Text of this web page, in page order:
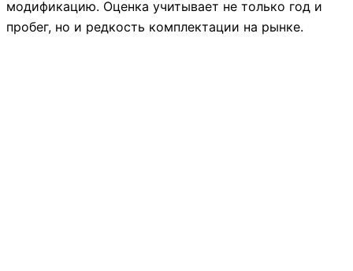
модификацию. Оценка учитывает не только год и
пробег, но и редкость комплектации на рынке.